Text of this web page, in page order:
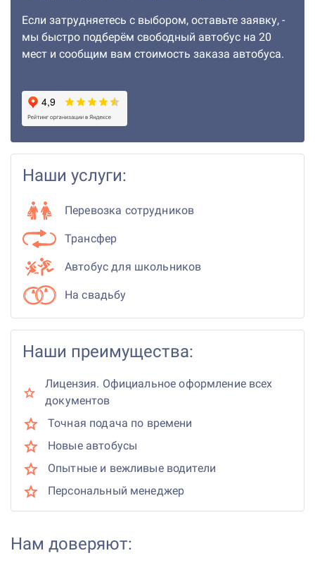
Если затрудняетесь с выбором, оставьте заявку, -
мы быстро подберём свободный автобус на 20
мест и сообщим вам стоимость заказа автобуса.
Наши услуги:
Перевозка сотрудников
Трансфер
Автобус для школьников
На свадьбу
Наши преимущества:
Лицензия. Официальное оформление всех
документов
Точная подача по времени
Новые автобусы
Опытные и вежливые водители
Персональный менеджер
Нам доверяют: